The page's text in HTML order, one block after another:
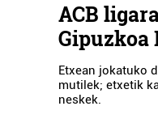
ACB
Gipuzkoa
Etxean jokatuko
mutilek; etxetik
neskek.